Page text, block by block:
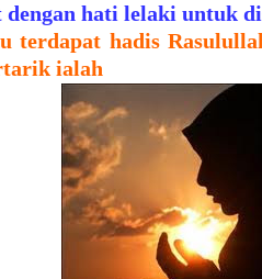
dengan hati lelaki untuk
terdapat hadis
ialah